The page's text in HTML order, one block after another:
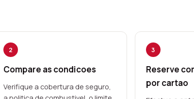
2
Compare as condicoes
Verifique a cobertura de seguro,
3
Reserve
por cartao